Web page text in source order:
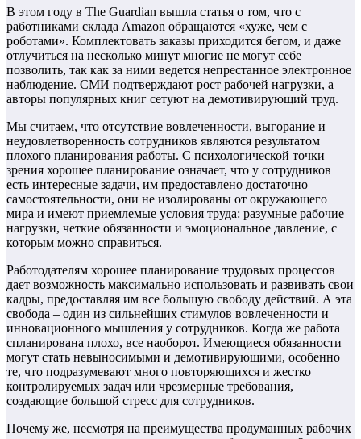
В этом году в The Guardian вышла статья о том, что с
работниками склада Amazon обращаются «хуже, чем с
роботами». Комплектовать заказы приходится бегом, и даже
отлучиться на несколько минут многие не могут себе
позволить, так как за ними ведется непрестанное электронное
наблюдение. СМИ подтверждают рост рабочей нагрузки, а
авторы популярных книг сетуют на демотивирующий труд.
Мы считаем, что отсутствие вовлеченности, выгорание и
неудовлетворенность сотрудников являются результатом
плохого планирования работы. С психологической точки
зрения хорошее планирование означает, что у сотрудников
есть интересные задачи, им предоставлено достаточно
самостоятельности, они не изолированы от окружающего
мира и имеют приемлемые условия труда: разумные рабочие
нагрузки, четкие обязанности и эмоциональное давление, с
которым можно справиться.
Работодателям хорошее планирование трудовых процессов
дает возможность максимально использовать и развивать свои
кадры, предоставляя им все большую свободу действий. А эта
свобода – один из сильнейших стимулов вовлеченности и
инновационного мышления у сотрудников. Когда же работа
спланирована плохо, все наоборот. Имеющиеся обязанности
могут стать невыносимыми и демотивирующими, особенно
те, что подразумевают много повторяющихся и жестко
контролируемых задач или чрезмерные требования,
создающие большой стресс для сотрудников.
Почему же, несмотря на преимущества продуманных рабочих